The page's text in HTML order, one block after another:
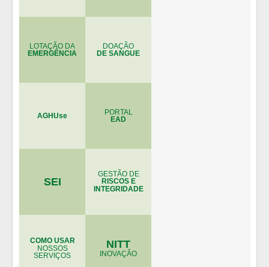
LOTAÇÃO DA
EMERGÊNCIA
DOAÇÃO
DE SANGUE
AGHUse PORTAL
EAD
SEI
GESTÃO DE
RISCOS E
INTEGRIDADE
COMO USAR
NOSSOS
SERVIÇOS
NITT
INOVAÇÃO